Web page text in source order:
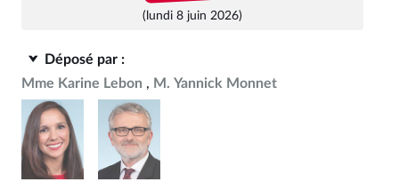
(lundi 8 juin 2026)
Déposé par :
Mme Karine Lebon
M. Yannick Monnet